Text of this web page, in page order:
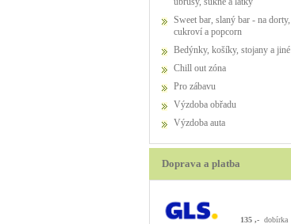
Sweet bar, slaný bar - na dorty,
cukroví a popcorn
Bedýnky, košíky, stojany a jiné
Chill out zóna
Pro zábavu
výzdoba obřadu
výzdoba auta
Doprava a platba
135 ,- dobírka